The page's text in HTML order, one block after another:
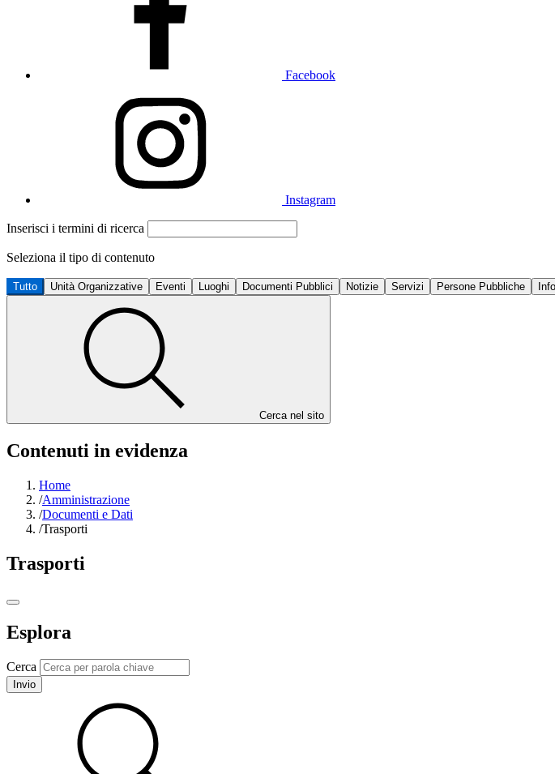
Facebook
Instagram
Inserisci i termini di ricerca
Seleziona il tipo di contenuto
Tutto Unità Organizzative Eventi Luoghi Documenti Pubblici Notizie Servizi Persone Pubbliche
Cerca nel sito
Contenuti in evidenza
Home
/Amministrazione
/Documenti e Dati
/Trasporti
Trasporti
Esplora
Cerca
Invio